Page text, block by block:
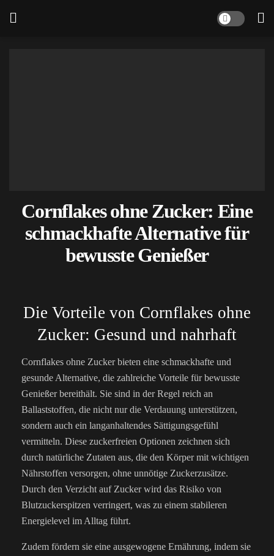
Cornflakes ohne Zucker: Eine
schmackhafte Alternative für
bewusste Genießer
Die Vorteile von Cornflakes ohne
Zucker: Gesund und nahrhaft
Cornflakes ohne Zucker bieten eine schmackhafte und
gesunde Alternative, die zahlreiche Vorteile für bewusste
Genießer bereithält. Sie sind in der Regel reich an
Ballaststoffen, die nicht nur die Verdauung unterstützen,
sondern auch ein langanhaltendes Sättigungsgefühl
vermitteln. Diese zuckerfreien Optionen zeichnen sich
durch natürliche Zutaten aus, die den Körper mit wichtigen
Nährstoffen versorgen, ohne unnötige Zuckerzusätze.
Durch den Verzicht auf Zucker wird das Risiko von
Blutzuckerspitzen verringert, was zu einem stabileren
Energielevel im Alltag führt.
Zudem fördern sie eine ausgewogene Ernährung, indem sie